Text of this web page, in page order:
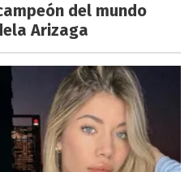
del mundo
Arizaga